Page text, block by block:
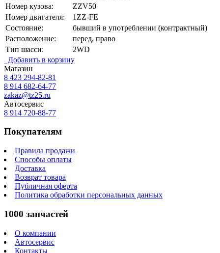
Номер кузова:
ZZV50
Номер двигателя:
1ZZ-FE
Состояние:
бывший в употреблении (контрактный)
Расположение:
перед, право
Тип шасси:
2WD
Добавить в корзину
Магазин
8 423 294-82-81
8 914 682-64-77
zakaz@tz25.ru
Автосервис
8 914 720-88-77
Покупателям
Правила продажи
Способы оплаты
Доставка
Возврат товара
Публичная оферта
Политика обработки персональных данных
1000 запчастей
О компании
Автосервис
Контакты